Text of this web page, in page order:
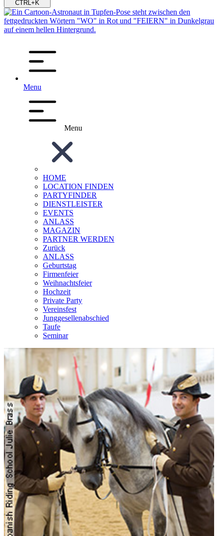
CTRL+K
Menu
Menu
HOME
LOCATION FINDEN
PARTYFINDER
DIENSTLEISTER
EVENTS
ANLASS
MAGAZIN
PARTNER WERDEN
Zurück
ANLASS
Geburtstag
Firmenfeier
Weihnachtsfeier
Hochzeit
Private Party
Vereinsfest
Junggesellenabschied
Taufe
Seminar